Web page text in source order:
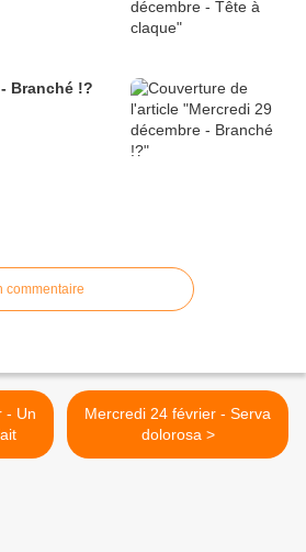
Branché !?
commentaire
Mercredi 24 février - Serva
dolorosa >